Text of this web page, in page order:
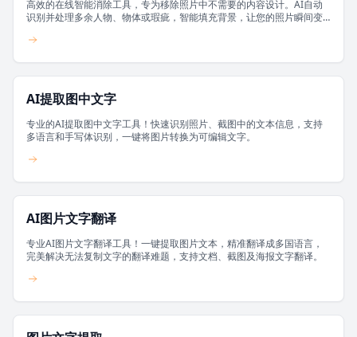
高效的在线智能消除工具，专为移除照片中不需要的内容设计。AI自动
识别并处理多余人物、物体或瑕疵，智能填充背景，让您的照片瞬间变
AI提取图中文字
专业的AI提取图中文字工具！快速识别照片、截图中的文本信息，支持
多语言和手写体识别，一键将图片转换为可编辑文字。
AI图片文字翻译
专业AI图片文字翻译工具！一键提取图片文本，精准翻译成多国语言，
完美解决无法复制文字的翻译难题，支持文档、截图及海报文字翻译。